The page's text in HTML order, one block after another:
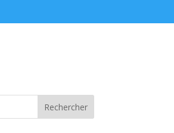
Rechercher